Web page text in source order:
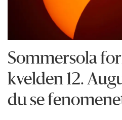
Sommersola
kvelden 12.
du se